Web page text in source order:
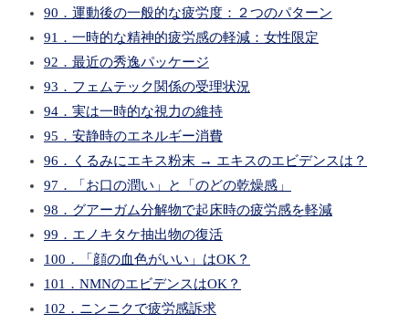
90．運動後の一般的な疲労度：２つのパターン
91．一時的な精神的疲労感の軽減：女性限定
92．最近の秀逸パッケージ
93．フェムテック関係の受理状況
94．実は一時的な視力の維持
95．安静時のエネルギー消費
96．くるみにエキス粉末 → エキスのエビデンスは？
97．「お口の潤い」と「のどの乾燥感」
98．グアーガム分解物で起床時の疲労感を軽減
99．エノキタケ抽出物の復活
100．「顔の血色がいい」はOK？
101．NMNのエビデンスはOK？
102．ニンニクで疲労感訴求